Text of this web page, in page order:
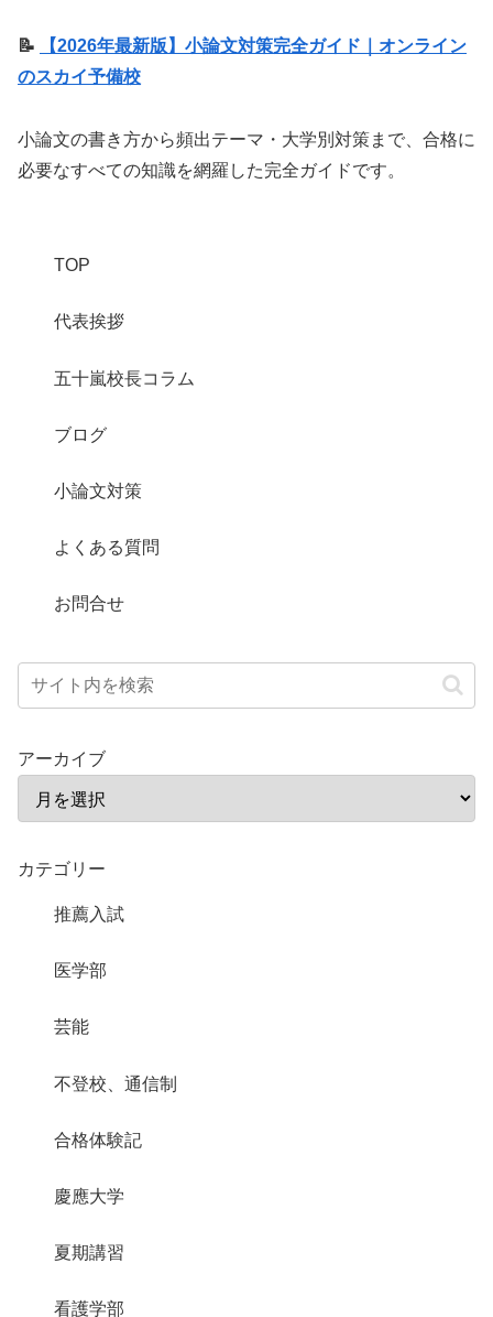
📝
【2026年最新版】小論文対策完全ガイド｜オンライン
のスカイ予備校
小論文の書き方から頻出テーマ・大学別対策まで、合格に
必要なすべての知識を網羅した完全ガイドです。
TOP
代表挨拶
五十嵐校長コラム
ブログ
小論文対策
よくある質問
お問合せ
アーカイブ
カテゴリー
推薦入試
医学部
芸能
不登校、通信制
合格体験記
慶應大学
夏期講習
看護学部